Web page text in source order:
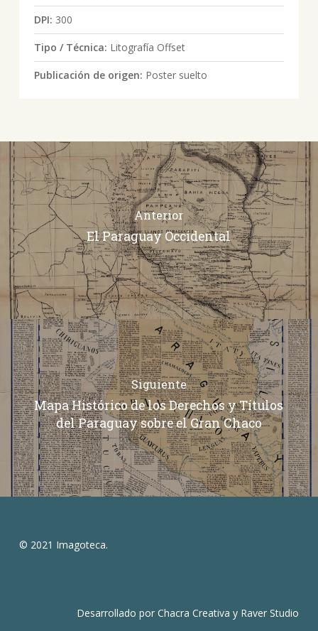
DPI: 300
Tipo / Técnica: Litografía Offset
Publicación de origen: Poster suelto
Anterior
El Paraguay Occidental
Siguiente
Mapa Histórico de los Derechos y Títulos
del Paraguay sobre el Gran Chaco
© 2021 Imagoteca.
Desarrollado porChacra Creativa y Raver Studio